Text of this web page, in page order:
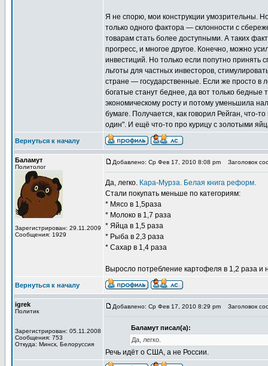
Я не спорю, мои конструкции умозрительны.
только одного фактора — склонности с
товарам стать более доступными. А таких
прогресс, и многое другое. Конечно, можно
инвестиций. Но только если попутно принять
льготы для частных инвесторов,
стране — государственные. Если же просто в
богатые станут беднее, да вот только бедные
экономическому росту и потому уменьшила
бумаге. Получается, как говорил Рейган, что-
один". И ещё что-то про курицу с золотыми
Вернуться к началу
Баламут
Политолог
Зарегистрирован: 29.11.2009
Сообщения: 1929
Добавлено: Ср Фев 17, 2010 8:08 pm Заголовок
Да, легко. Кара-Мурза. Белая книга реформ.
Стали покупать меньше по категориям:
* Мясо в 1,5раза
* Молоко в 1,7 раза
* Яйца в 1,5 раза
* Рыба в 2,3 раза
* Сахар в 1,4 раза
Выросло потребление картофеля в 1,2 раза и
Вернуться к началу
igrek
Политик
Зарегистрирован: 05.11.2008
Сообщения: 753
Откуда: Минск, Белоруссия
Добавлено: Ср Фев 17, 2010 8:29 pm Заголовок
Баламут писал(а):
Да, легко.
Речь идёт о США, а не России.